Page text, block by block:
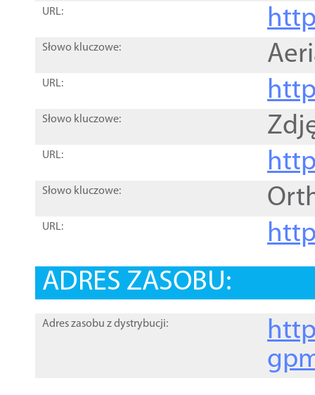
URL:
Słowo kluczowe:
URL:
Słowo kluczowe:
URL:
Słowo kluczowe:
URL:
ADRES ZASOBU:
Adres zasobu z dystrybucji: